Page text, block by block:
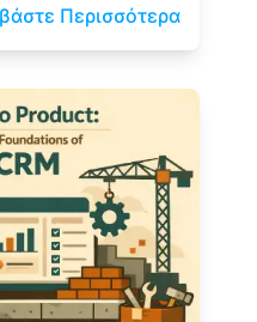
Περισσότερα: